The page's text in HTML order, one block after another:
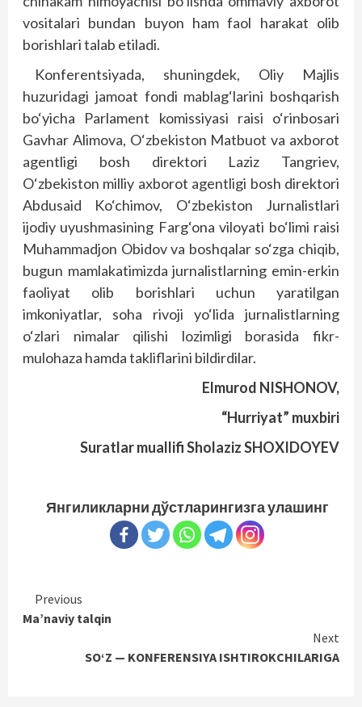
vositalari bundan buyon ham faol harakat olib
borishlari talab etiladi.
Konferentsiyada, shuningdek, Oliy Majlis
huzuridagi jamoat fondi mablag‘larini boshqarish
bo‘yicha Parlament komissiyasi raisi o‘rinbosari
Gavhar Alimova, O‘zbekiston Matbuot va axborot
agentligi bosh direktori Laziz Tangriev,
O‘zbekiston milliy axborot agentligi bosh direktori
Abdusaid Ko‘chimov, O‘zbekiston Jurnalistlari
ijodiy uyushmasining Farg‘ona viloyati bo‘limi raisi
Muhammadjon Obidov va boshqalar so‘zga chiqib,
bugun mamlakatimizda jurnalistlarning emin-erkin
faoliyat olib borishlari uchun yaratilgan
imkoniyatlar, soha rivoji yo‘lida jurnalistlarning
o‘zlari nimalar qilishi lozimligi borasida fikr-
mulohaza hamda takliflarini bildirdilar.
Elmurod NISHONOV,
“Hurriyat” muxbiri
Suratlar muallifi Sholaziz SHOXIDOYEV
Янгиликларни дўстларингизга улашинг
Continue
Reading
Previous
Ma’naviy talqin
Next
SO‘Z — KONFERENSIYA ISHTIROKCHILARIGA